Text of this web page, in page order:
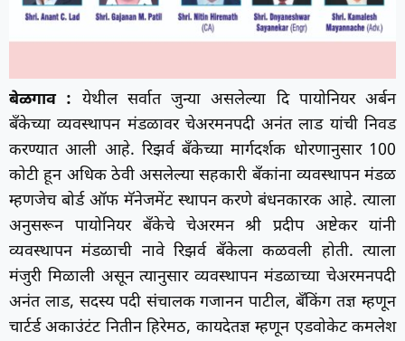
बेळगाव : येथील सर्वात जुन्या असलेल्या दि पायोनियर अर्बन
बँकेच्या व्यवस्थापन मंडळावर चेअरमनपदी अनंत लाड यांची निवड
करण्यात आली आहे. रिझर्व बँकेच्या मार्गदर्शक धोरणानुसार 100
कोटी हून अधिक ठेवी असलेल्या सहकारी बँकांना व्यवस्थापन मंडळ
म्हणजेच बोर्ड ऑफ मॅनेजमेंट स्थापन करणे बंधनकारक आहे. त्याला
अनुसरून पायोनियर बँकेचे चेअरमन श्री प्रदीप अष्टेकर यांनी
व्यवस्थापन मंडळाची नावे रिझर्व बँकेला कळवली होती. त्याला
मंजुरी मिळाली असून त्यानुसार व्यवस्थापन मंडळाच्या चेअरमनपदी
अनंत लाड, सदस्य पदी संचालक गजानन पाटील, बँकिंग तज्ञ म्हणून
चार्टर्ड अकाउंटंट नितीन हिरेमठ, कायदेतज्ञ म्हणून एडवोकेट कमलेश